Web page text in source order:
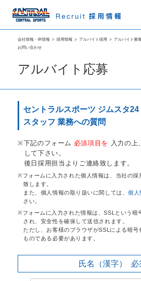
会社情報・IR情報 > 採用情報 > アルバイト採用 > アルバイト募
お問い合わせ
アルバイト応募
セントラルスポーツ ジムスタ24
スタッフ 業務への質問
下記のフォーム 必須項目を
入力の上
して下さい。
後日採用担当よりご連絡致します。
フォームに入力された個人情報は、当社の採
致します。
また、個人情報の取り扱いに関しては、個人
さい。
フォームに入力された情報は、SSLという暗
され、安全性を確保して送信されます。
ただし、お客様のブラウザがSSLによる暗号
ものである必要があります。
氏名（漢字） 必